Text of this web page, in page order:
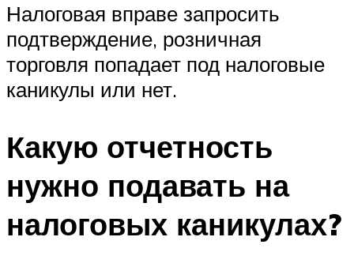
Налоговая вправе запросить
подтверждение, розничная
торговля попадает под налоговые
каникулы или нет.
Какую отчетность
нужно подавать на
налоговых каникулах?